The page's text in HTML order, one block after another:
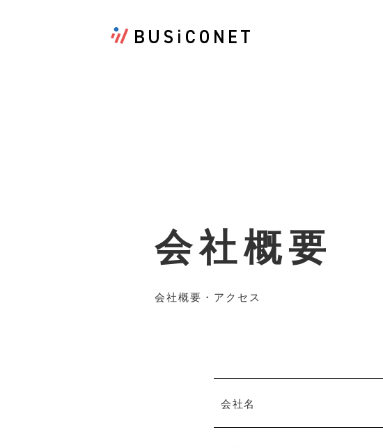
会社概要
会社概要・アクセス
会社名